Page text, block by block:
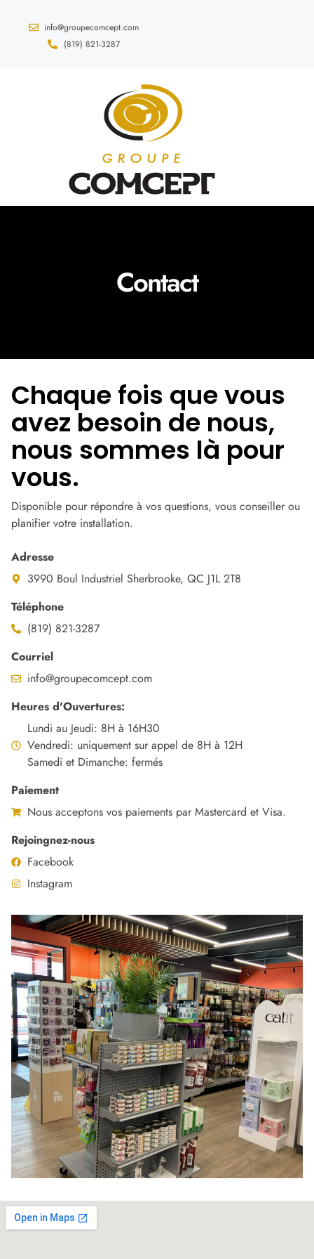
info@groupecomcept.com
(819) 821-3287
Contact
Chaque fois que vous
avez besoin de nous,
nous sommes là pour
vous.
Disponible pour répondre à vos questions, vous conseiller ou
planifier votre installation.
Adresse
3990 Boul Industriel Sherbrooke, QC J1L 2T8
Téléphone
(819) 821-3287
Courriel
info@groupecomcept.com
Heures d'Ouvertures:
Lundi au Jeudi: 8H à 16H30
Vendredi: uniquement sur appel de 8H à 12H
Samedi et Dimanche: fermés
Paiement
Nous acceptons vos paiements par Mastercard et Visa.
Rejoingnez-nous
Facebook
Instagram